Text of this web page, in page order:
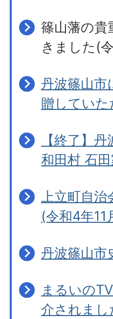
篠山藩の貴
きました(
丹波篠山市
贈してい
【終了】
和田村 石
上立町自治
(令和4年11
丹波篠山市
まるいの
介されま